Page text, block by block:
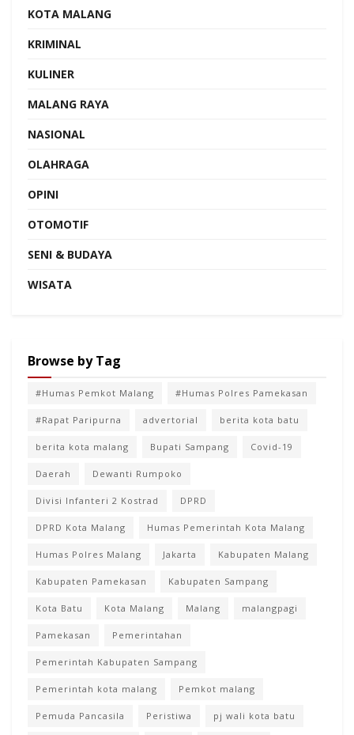
KOTA MALANG
KRIMINAL
KULINER
MALANG RAYA
NASIONAL
OLAHRAGA
OPINI
OTOMOTIF
SENI & BUDAYA
WISATA
Browse by Tag
#Humas Pemkot Malang #Humas Polres Pamekasan
#Rapat Paripurna advertorial berita kota batu
berita kota malang Bupati Sampang Covid-19
Daerah Dewanti Rumpoko
Divisi Infanteri 2 Kostrad DPRD
DPRD Kota Malang Humas Pemerintah Kota Malang
Humas Polres Malang Jakarta Kabupaten Malang
Kabupaten Pamekasan Kabupaten Sampang
Kota Batu Kota Malang Malang malangpagi
Pamekasan Pemerintahan
Pemerintah Kabupaten Sampang
Pemerintah kota malang Pemkot malang
Pemuda Pancasila Peristiwa pj wali kota batu